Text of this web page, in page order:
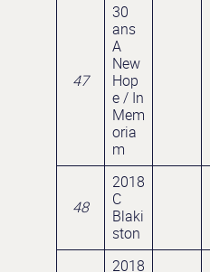
47
30
ans
A
New
Hop
e / In
Mem
oria
m
48
2018
C
Blaki
ston
2018